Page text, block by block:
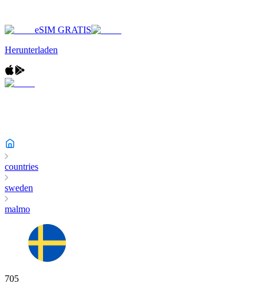
eSIM GRATIS
Herunterladen
countries
sweden
malmo
705